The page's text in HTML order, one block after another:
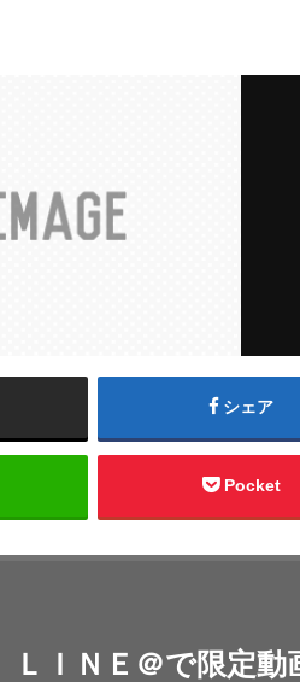
シェア
Pocket
ＬＩＮＥ＠で限定動